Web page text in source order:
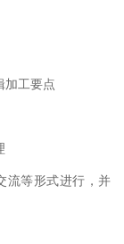
加工要点
流等形式进行，并